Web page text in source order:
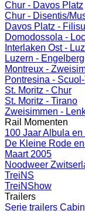
Chur - Davos Platz
Chur - Disentis/
Davos Platz -
Domodossola -
Interlaken Ost -
Luzern - Engelberg
Montreux -
Pontresina -
St. Moritz - Chur
St. Moritz - Tirano
Zweisimmen -
Rail Momenten
100 Jaar Albula
De Kleine Rode
Maart 2005
Noodweer
TreiNS
TreiNShow
Trailers
Serie trailers